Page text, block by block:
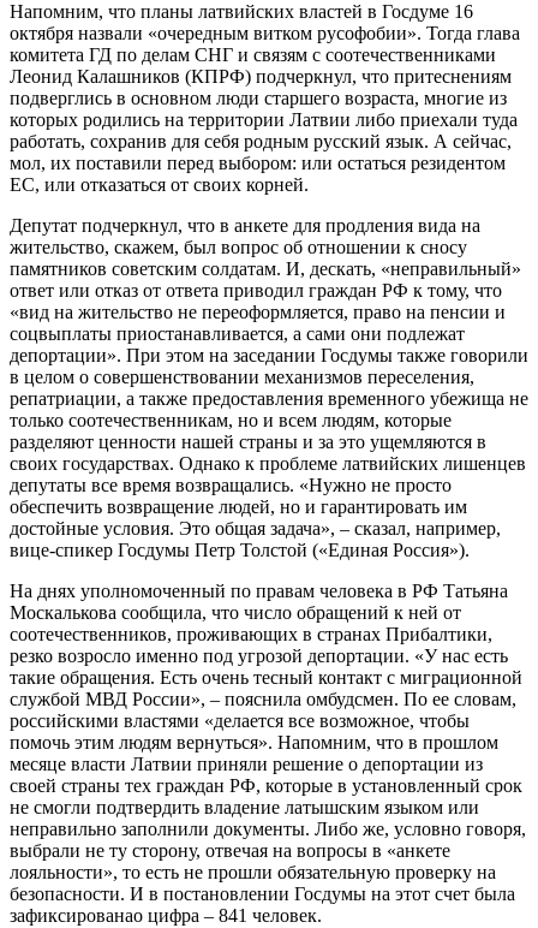
Напомним, что планы латвийских властей в Госдуме 16
октября назвали «очередным витком русофобии». Тогда глава
комитета ГД по делам СНГ и связям с соотечественниками
Леонид Калашников (КПРФ) подчеркнул, что притеснениям
подверглись в основном люди старшего возраста, многие из
которых родились на территории Латвии либо приехали туда
работать, сохранив для себя родным русский язык. А сейчас,
мол, их поставили перед выбором: или остаться резидентом
ЕС, или отказаться от своих корней.
Депутат подчеркнул, что в анкете для продления вида на
жительство, скажем, был вопрос об отношении к сносу
памятников советским солдатам. И, дескать, «неправильный»
ответ или отказ от ответа приводил граждан РФ к тому, что
«вид на жительство не переоформляется, право на пенсии и
соцвыплаты приостанавливается, а сами они подлежат
депортации». При этом на заседании Госдумы также говорили
в целом о совершенствовании механизмов переселения,
репатриации, а также предоставления временного убежища не
только соотечественникам, но и всем людям, которые
разделяют ценности нашей страны и за это ущемляются в
своих государствах. Однако к проблеме латвийских лишенцев
депутаты все время возвращались. «Нужно не просто
обеспечить возвращение людей, но и гарантировать им
достойные условия. Это общая задача», – сказал, например,
вице-спикер Госдумы Петр Толстой («Единая Россия»).
На днях уполномоченный по правам человека в РФ Татьяна
Москалькова сообщила, что число обращений к ней от
соотечественников, проживающих в странах Прибалтики,
резко возросло именно под угрозой депортации. «У нас есть
такие обращения. Есть очень тесный контакт с миграционной
службой МВД России», – пояснила омбудсмен. По ее словам,
российскими властями «делается все возможное, чтобы
помочь этим людям вернуться». Напомним, что в прошлом
месяце власти Латвии приняли решение о депортации из
своей страны тех граждан РФ, которые в установленный срок
не смогли подтвердить владение латышским языком или
неправильно заполнили документы. Либо же, условно говоря,
выбрали не ту сторону, отвечая на вопросы в «анкете
лояльности», то есть не прошли обязательную проверку на
безопасности. И в постановлении Госдумы на этот счет была
зафиксированао цифра – 841 человек.